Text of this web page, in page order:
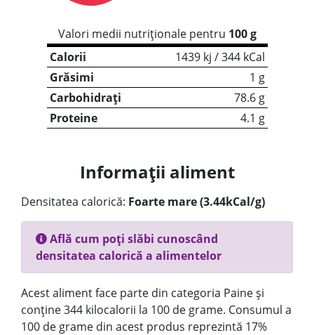
Valori medii nutriționale pentru 100 g
Calorii
1439 kj / 344 kCal
Grăsimi
1 g
Carbohidrați
78.6 g
Proteine
4.1 g
Informații aliment
Densitatea calorică: Foarte mare (3.44kCal/g)
Află cum poți slăbi cunoscând
densitatea calorică a alimentelor
Acest aliment face parte din categoria Paine și
conține 344 kilocalorii la 100 de grame. Consumul a
100 de grame din acest produs reprezintă 17%